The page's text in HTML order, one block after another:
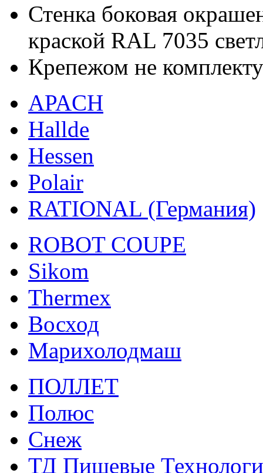
Стенка боковая
краской RAL 7035
Крепежом не
APACH
Hallde
Hessen
Polair
RATIONAL (Германия)
ROBOT COUPE
Sikom
Thermex
Восход
Марихолодмаш
ПОЛЛЕТ
Полюс
Снеж
ТД Пищевые